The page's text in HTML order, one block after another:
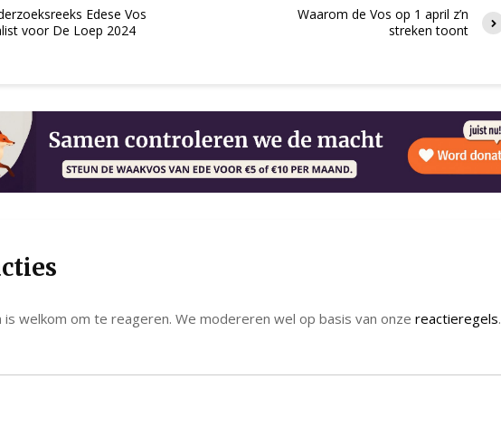
Edese Vos
voor De Loep 2024
Waarom de Vos op 1 april z’n
streken toont
is welkom om te reageren. We modereren wel op basis van onze reactieregels.